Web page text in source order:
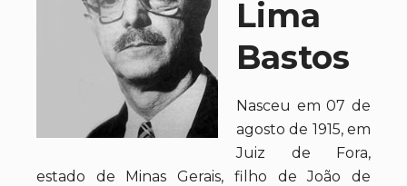
Lima
Bastos
Nasceu em 07 de
agosto de 1915, em
Juiz de Fora,
estado de Minas Gerais, filho de João de